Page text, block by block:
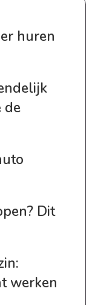
huren
de
Dit
werken